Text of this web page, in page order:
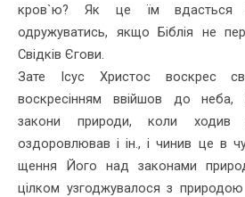
кров`ю? Як це їм вдасться
одружуватись, якщо Біблія не
Свідків Єгови.
Зате Ісус Христос воскрес
воскресінням ввій­шов до неба,
закони природи, коли ходив
оздоровлював і ін., і чинив це в
щення Його над законами
цілком уз­годжувалося з